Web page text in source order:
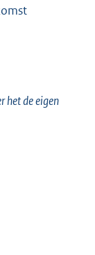
het de eigen